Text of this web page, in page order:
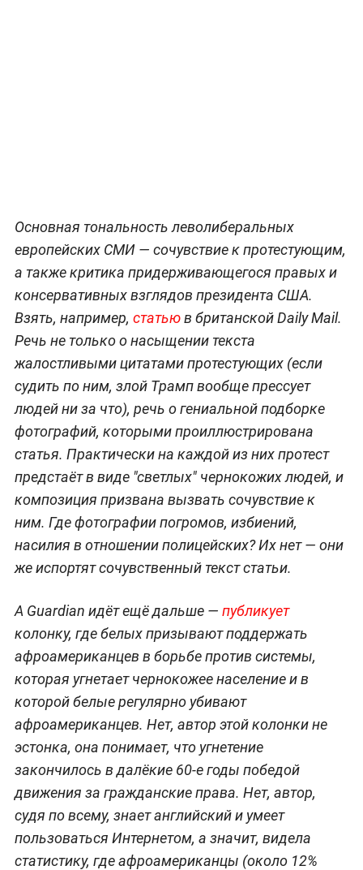
Основная тональность леволиберальных
европейских СМИ — сочувствие к протестующим,
а также критика придерживающегося правых и
консервативных взглядов президента США.
Взять, например, статьюв британской Daily Mail.
Речь не только о насыщении текста
жалостливыми цитатами протестующих (если
судить по ним, злой Трамп вообще прессует
людей ни за что), речь о гениальной подборке
фотографий, которыми проиллюстрирована
статья. Практически на каждой из них протест
предстаёт в виде "светлых" чернокожих людей, и
композиция призвана вызвать сочувствие к
ним. Где фотографии погромов, избиений,
насилия в отношении полицейских? Их нет — они
же испортят сочувственный текст статьи.
А Guardian идёт ещё дальше — публикует
колонку, где белых призывают поддержать
афроамериканцев в борьбе против системы,
которая угнетает чернокожее население и в
которой белые регулярно убивают
афроамериканцев. Нет, автор этой колонки не
эстонка, она понимает, что угнетение
закончилось в далёкие 60-е годы победой
движения за гражданские права. Нет, автор,
судя по всему, знает английский и умеет
пользоваться Интернетом, а значит, видела
статистику, где афроамериканцы (около 12%